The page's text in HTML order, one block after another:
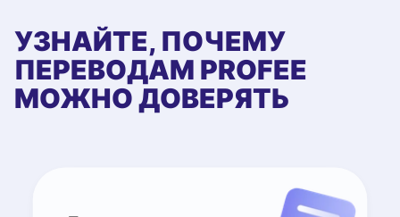
УЗНАЙТЕ, ПОЧЕМУ
ПЕРЕВОДАМ PROFEE
МОЖНО ДОВЕРЯТЬ